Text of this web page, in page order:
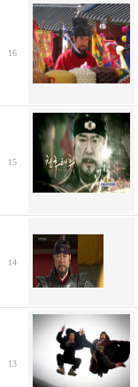
16
15
14
13